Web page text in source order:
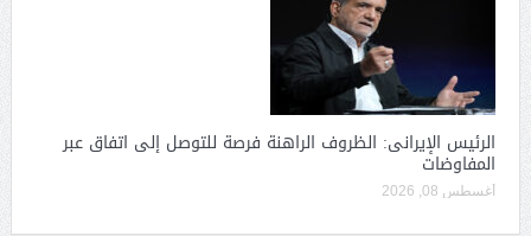
الرئيس الإيرانى: الظروف الراهنة فرصة للتوصل إلى اتفاق عبر
المفاوضات
أغسطس 08, 2026